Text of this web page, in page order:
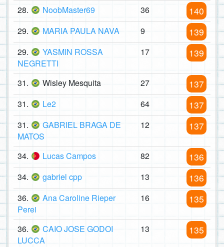
28. NoobMaster69 36 140
29. MARIA PAULA NAVA 9 139
29.
YASMIN ROSSA
NEGRETTI
17 139
31. Wisley Mesquita 27 137
31. Le2 64 137
31.
GABRIEL BRAGA DE
MATOS
12 137
34. Lucas Campos 82 136
34. gabriel cpp 13 136
36.
Ana Caroline Rieper
Perei
16 135
36.
CAIO JOSE GODOI
LUCCA
13 135